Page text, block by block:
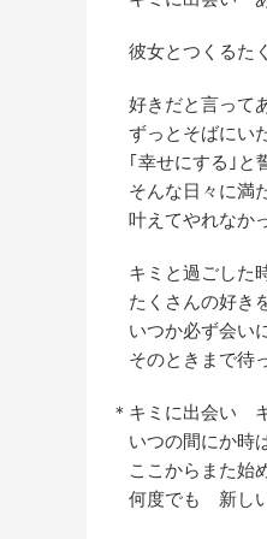
彼女とつくるた
好きだと言って
ずっとそばにい
｢幸せにする｣と
そんな日々に満
叶えてやれなか
キミと過ごした
たくさんの好き
いつか必ず会い
そのときまで待
＊キミに出会い
いつの間にか時
ここからまた始
何度でも 新し